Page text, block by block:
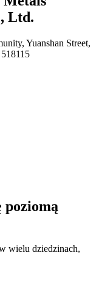
Ltd.
Yuanshan Street,
poziomą
wielu dziedzinach,